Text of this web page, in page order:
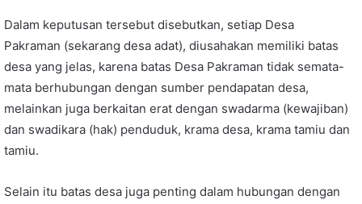
Dalam keputusan tersebut disebutkan, setiap Desa
Pakraman (sekarang desa adat), diusahakan memiliki batas
desa yang jelas, karena batas Desa Pakraman tidak semata-
mata berhubungan dengan sumber pendapatan desa,
melainkan juga berkaitan erat dengan swadarma (kewajiban)
dan swadikara (hak) penduduk, krama desa, krama tamiu dan
tamiu.
Selain itu batas desa juga penting dalam hubungan dengan